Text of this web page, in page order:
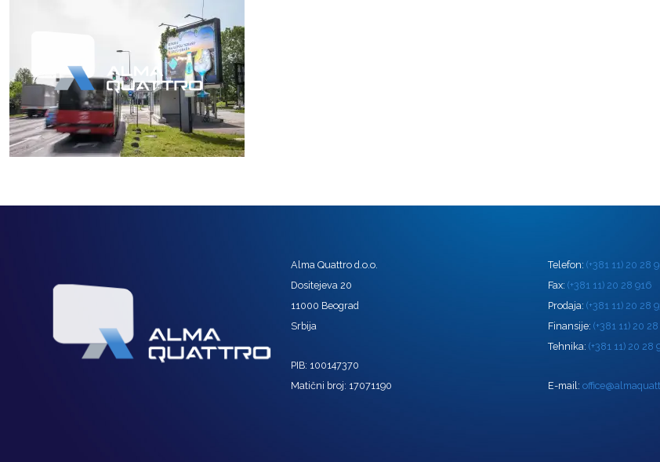
Alma Quattro d.o.o.
Dositejeva 20
11000 Beograd
Srbija
PIB: 100147370
Matični broj: 17071190
Telefon: (+381 11) 20 28
Fax: (+381 11) 20 28 916
Prodaja: (+381 11) 20 28
Finansije: (+381 11) 20
Tehnika: (+381 11) 20 28
E-mail: